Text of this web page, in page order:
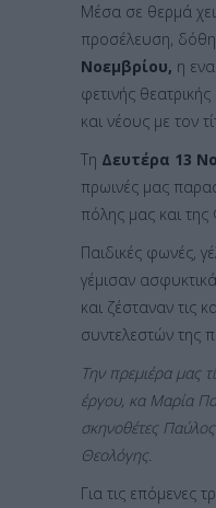
Μέσα σε θερμά
προσέλευση,
Νοεμβρίου, η
φετινής
και νέους με τον
Τη Δευτέρα 13
πρωινές μας
πόλης μας και της
Παιδικές φωνές,
γέμισαν
και ζέσταναν τις
συντελεστών της
Την πρεμιέρα μας
έργου, κα Μαρία
σκηνοθέτες
Θεολόγης.
Για τις επόμενες